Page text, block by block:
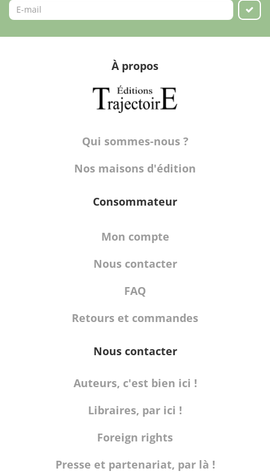
À propos
Qui sommes-nous ?
Nos maisons d'édition
Consommateur
Mon compte
Nous contacter
FAQ
Retours et commandes
Nous contacter
Auteurs, c'est bien ici !
Libraires, par ici !
Foreign rights
Presse et partenariat, par là !